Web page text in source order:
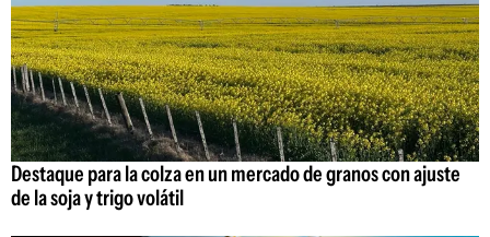
Destaque para la colza en un mercado de granos con ajuste
de la soja y trigo volátil